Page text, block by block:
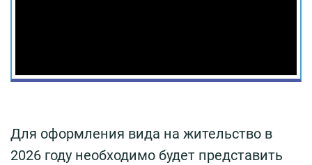
Для оформления вида на жительство в
2026 году необходимо будет представить